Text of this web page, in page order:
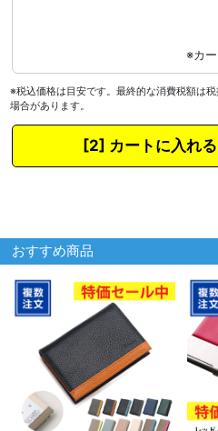
※税込価格は目安です。最終的な消費税額は
場合があります。
カートに入れる
おすすめ商品